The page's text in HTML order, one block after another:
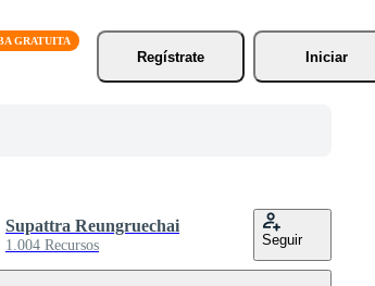
Regístrate
Iniciar
Supattra Reungruechai
1.004 Recursos Seguir